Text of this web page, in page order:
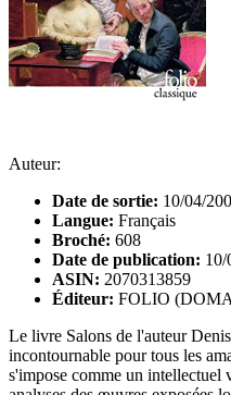
Auteur:
Date de sortie: 10/04/
Langue: Français
Broché: 608
Date de publication: 10/
ASIN: 2070313859
Éditeur: FOLIO
Le livre Salons de l'auteur
incontournable pour tous les
s'impose comme un intellectuel